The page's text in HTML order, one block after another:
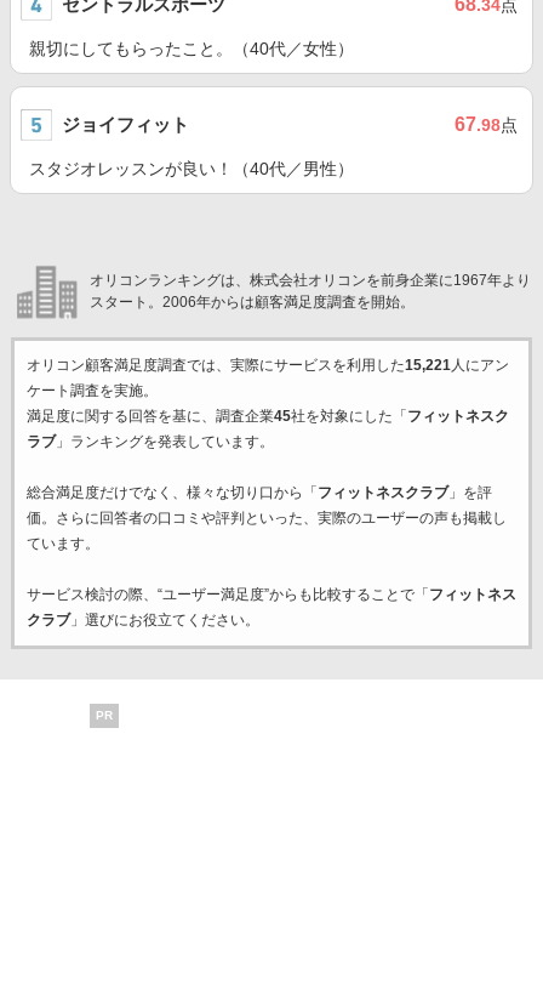
68.34点
親切にしてもらったこと。（40代／女性）
ジョイフィット 67.98点
スタジオレッスンが良い！（40代／男性）
オリコンランキングは、株式会社オリコンを前身企業に1967年より
スタート。2006年からは顧客満足度調査を開始。
オリコン顧客満足度調査では、実際にサービスを利用した15,221人にアン
ケート調査を実施。
満足度に関する回答を基に、調査企業45社を対象にした「 フィットネスク
ラブ」ランキングを発表しています。
総合満足度だけでなく、様々な切り口から「 フィットネスクラブ」を評
価。さらに回答者の口コミや評判といった、実際のユーザーの声も掲載し
ています。
サービス検討の際、“ユーザー満足度”からも比較することで「 フィットネス
クラブ」選びにお役立てください。
PR